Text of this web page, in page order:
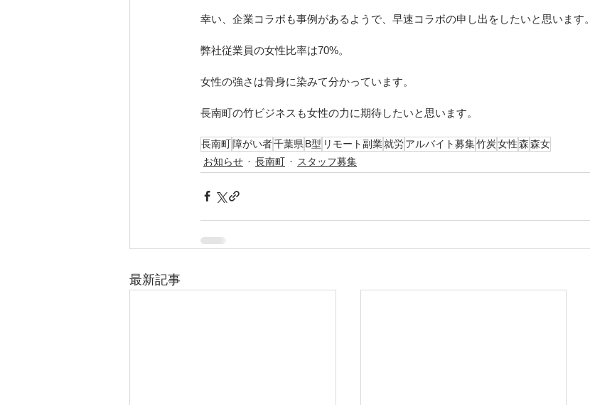
幸い、企業コラボも事例があるようで、早速コラボの申し出をしたいと思います。
弊社従業員の女性比率は70%。
女性の強さは骨身に染みて分かっています。
長南町の竹ビジネスも女性の力に期待したいと思います。
長南町障がい者千葉県 B型 リモート副業就労アルバイト募集竹炭女性森森女
お知らせ
長南町 スタッフ募集
最新記事